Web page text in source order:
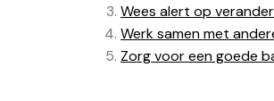
Wees alert op
Werk samen met
Zorg voor een goede